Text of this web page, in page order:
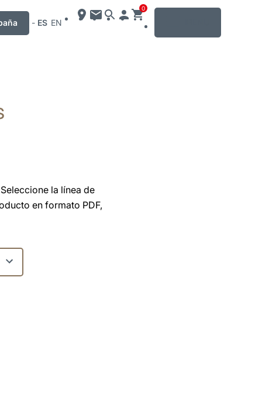
- ES EN
0
la línea de
en formato PDF,